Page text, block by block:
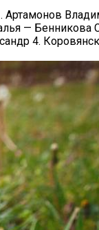
Артамонов
— Бенникова
4.